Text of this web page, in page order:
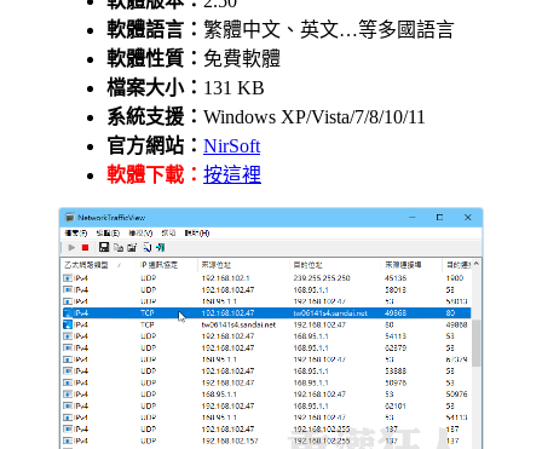
軟體語言： 繁體中文、英文…等多國語言
軟體性質： 免費軟體
檔案大小： 131 KB
系統支援： Windows XP/Vista/7/8/10/11
官方網站： NirSoft
軟體下載： 按這裡